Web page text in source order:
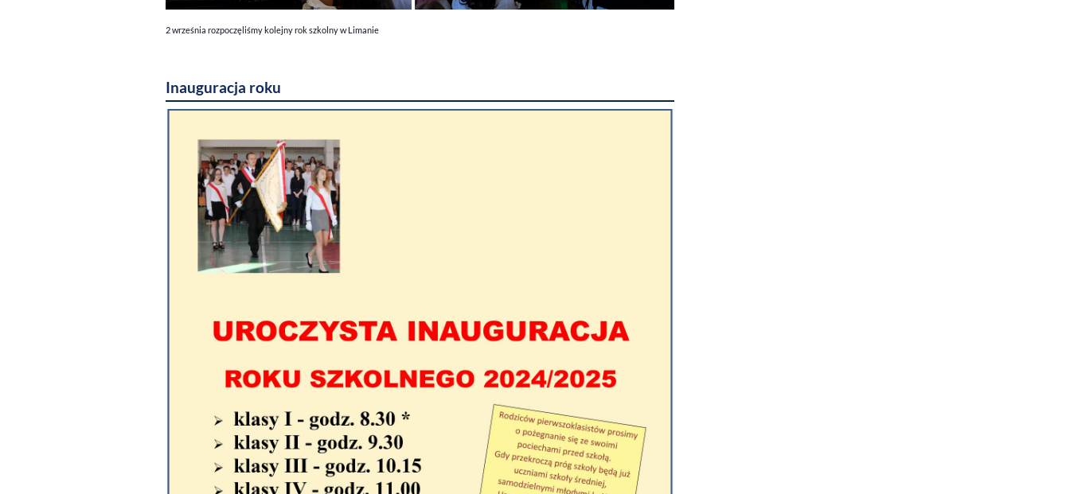
2 września rozpoczęliśmy kolejny rok szkolny w Limanie
Inauguracja roku